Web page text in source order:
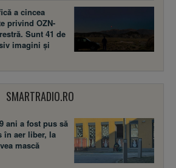
a cincea
privind OZN-
Sunt 41 de
imagini și
SMARTRADIO.RO
ani a fost pus să
în aer liber, la
mască